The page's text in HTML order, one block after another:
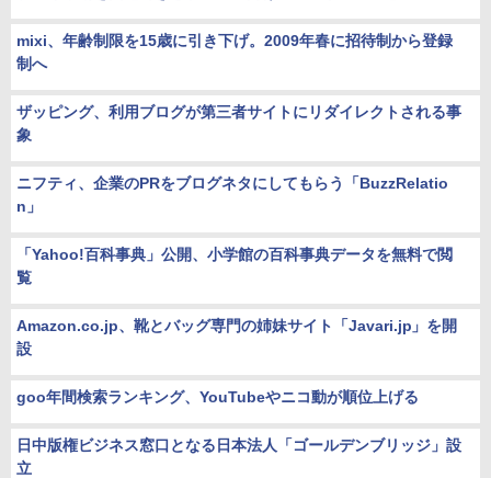
mixi、年齢制限を15歳に引き下げ。2009年春に招待制から登録
制へ
ザッピング、利用ブログが第三者サイトにリダイレクトされる事
象
ニフティ、企業のPRをブログネタにしてもらう「BuzzRelatio
n」
「Yahoo!百科事典」公開、小学館の百科事典データを無料で閲
覧
Amazon.co.jp、靴とバッグ専門の姉妹サイト「Javari.jp」を開
設
goo年間検索ランキング、YouTubeやニコ動が順位上げる
日中版権ビジネス窓口となる日本法人「ゴールデンブリッジ」設
立